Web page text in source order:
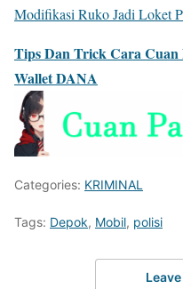
Modifikasi Ruko Jadi Loket
Tips Dan Trick Cara Cuan
Wallet DANA
Categories: KRIMINAL
Tags: Depok, Mobil, polisi